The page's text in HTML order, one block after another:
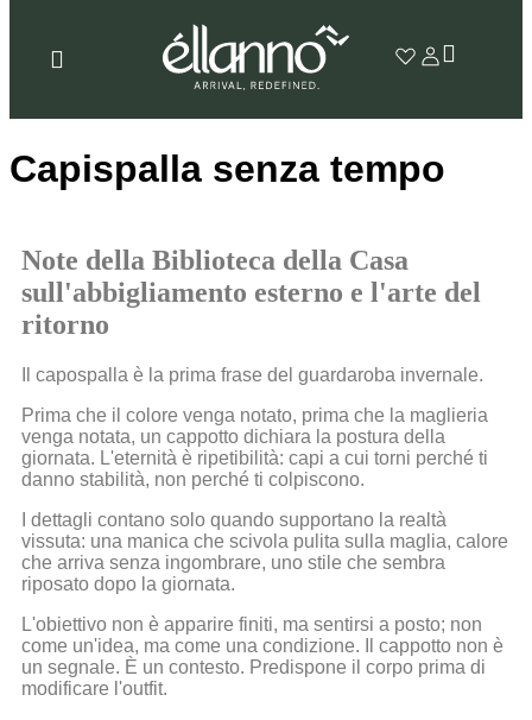
Capispalla senza tempo
Note della Biblioteca della Casa
sull'abbigliamento esterno e l'arte del
ritorno
Il capospalla è la prima frase del guardaroba invernale.
Prima che il colore venga notato, prima che la maglieria
venga notata, un cappotto dichiara la postura della
giornata. L'eternità è ripetibilità: capi a cui torni perché ti
danno stabilità, non perché ti colpiscono.
I dettagli contano solo quando supportano la realtà
vissuta: una manica che scivola pulita sulla maglia, calore
che arriva senza ingombrare, uno stile che sembra
riposato dopo la giornata.
L'obiettivo non è apparire finiti, ma sentirsi a posto; non
come un'idea, ma come una condizione. Il cappotto non è
un segnale. È un contesto. Predispone il corpo prima di
modificare l'outfit.